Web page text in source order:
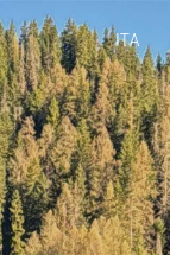
ITA